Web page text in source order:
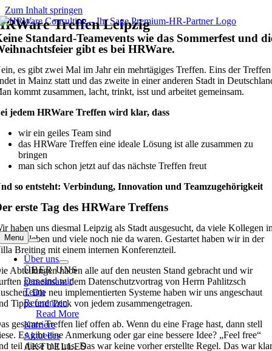
Zum Inhalt springen
Menu
Über uns
ÜBER UNS
Das sind wir
Team
Referenzen
Read More
Karriere
Aktuelles
AKTUELLES
Treffen Leipzig
Standard-Teamevents wie das Sommerfest und
gibt es bei HRWare.
es gibt zwei Mal im Jahr ein mehrtägiges Treffen. Eins der Treffen
in Mainz statt und das zweite in einer anderen Stadt in
kommt zusammen, lacht, trinkt, isst und arbeitet gemeinsam.
jedem HRWare Treffen wird klar, dass
wir ein geiles Team sind
das HRWare Treffen eine ideale Lösung ist alle zusammen zu
bringen
man sich schon jetzt auf das nächste Treffen freut
so entsteht: Verbindung, Innovation und Teamzugehörigkeit
erste Tag des HRWare Treffens
haben uns diesmal Leipzig als Stadt ausgesucht, da viele Kollegen
leben und viele noch nie da waren. Gestartet haben wir in der
Breiting mit einem internen Konferenzteil.
Abteilungen haben alle auf den neusten Stand gebracht und wir
gemeinsam dem Datenschutzvortrag von Herrn Pahlitzsch
Die neu implementierten Systeme haben wir uns angeschaut
Tipps und Trick von jedem zusammengetragen.
gesamte Treffen lief offen ab. Wenn du eine Frage hast, dann stell
Es gibt eine Anmerkung oder gar eine bessere Idee? „Feel free“
teil diese mit uns. Das war keine vorher erstellte Regel. Das war